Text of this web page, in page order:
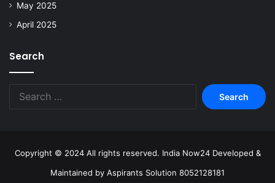
May 2025
April 2025
Search
Copyright © 2024 All rights reserved. India Now24 Developed &
Maintained by Aspirants Solution 8052128181